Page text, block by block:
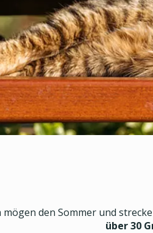
mögen den Sommer und
über 30